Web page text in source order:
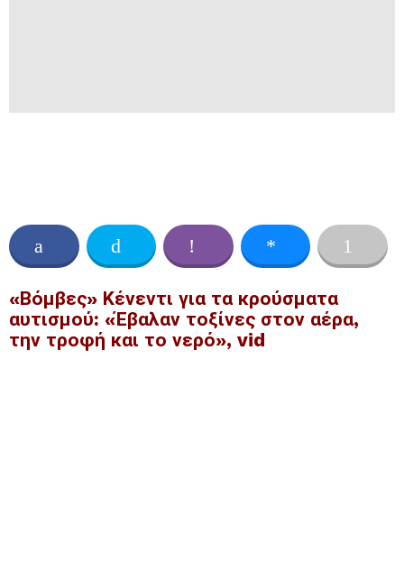
«Βόμβες» Κένεντι για τα κρούσματα
αυτισμού: «Έβαλαν τοξίνες στον αέρα,
την τροφή και το νερό», vid